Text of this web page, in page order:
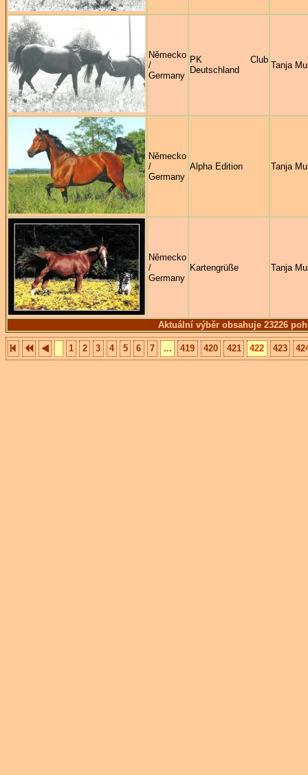
Aktuální výběr obsahuje 23226
Německo
/
Germany
PK Club
Deutschland
Tanja
Německo
/
Germany
Alpha Edition Tanja
Německo
/
Germany
Kartengrüße Tanja
1 2 3 4 5 6 7 ... 419 420 421 422 423